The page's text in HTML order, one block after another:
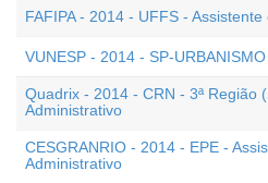
FAFIPA - 2014 - UFFS -
VUNESP - 2014 - SP-
Quadrix - 2014 - CRN - 3ª Região
Administrativo
CESGRANRIO - 2014 - EPE -
Administrativo